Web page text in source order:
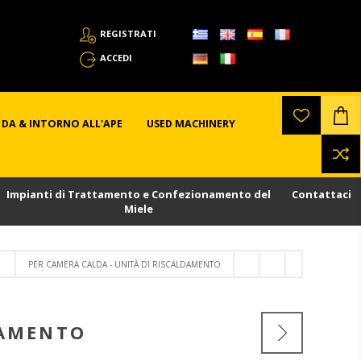
REGISTRATI
ACCEDI
DA & INTORNO ALL'APE USED MACHINERY
Impianti di Trattamento e Confezionamento del
Miele
Contattaci
PER CAMERA CALDA - UNITÀ DI RISCALDAMENTO